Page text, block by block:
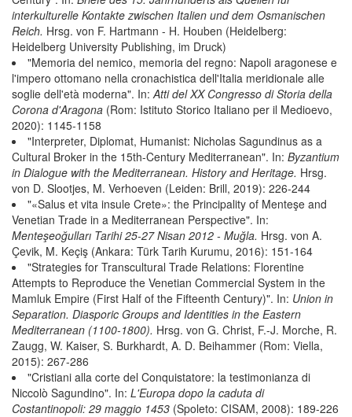
interkulturelle Kontakte zwischen Italien und dem Osmanischen
Reich. Hrsg. von F. Hartmann - H. Houben (Heidelberg:
Heidelberg University Publishing, im Druck)
"Memoria del nemico, memoria del regno: Napoli aragonese e
l'impero ottomano nella cronachistica dell'Italia meridionale alle
soglie dell'età moderna". In: Atti del XX Congresso di Storia della
Corona d'Aragona (Rom: Istituto Storico Italiano per il Medioevo,
2020): 1145-1158
"Interpreter, Diplomat, Humanist: Nicholas Sagundinus as a
Cultural Broker in the 15th-Century Mediterranean". In: Byzantium
in Dialogue with the Mediterranean. History and Heritage. Hrsg.
von D. Slootjes, M. Verhoeven (Leiden: Brill, 2019): 226-244
"«Salus et vita insule Crete»: the Principality of Menteşe and
Venetian Trade in a Mediterranean Perspective". In:
Menteşeoğulları Tarihi 25-27 Nisan 2012 - Muğla. Hrsg. von A.
Çevik, M. Keçiş (Ankara: Türk Tarih Kurumu, 2016): 151-164
"Strategies for Transcultural Trade Relations: Florentine
Attempts to Reproduce the Venetian Commercial System in the
Mamluk Empire (First Half of the Fifteenth Century)". In: Union in
Separation. Diasporic Groups and Identities in the Eastern
Mediterranean (1100-1800). Hrsg. von G. Christ, F.-J. Morche, R.
Zaugg, W. Kaiser, S. Burkhardt, A. D. Beihammer (Rom: Viella,
2015): 267-286
"Cristiani alla corte del Conquistatore: la testimonianza di
Niccolò Sagundino". In: L'Europa dopo la caduta di
Costantinopoli: 29 maggio 1453 (Spoleto: CISAM, 2008): 189-226